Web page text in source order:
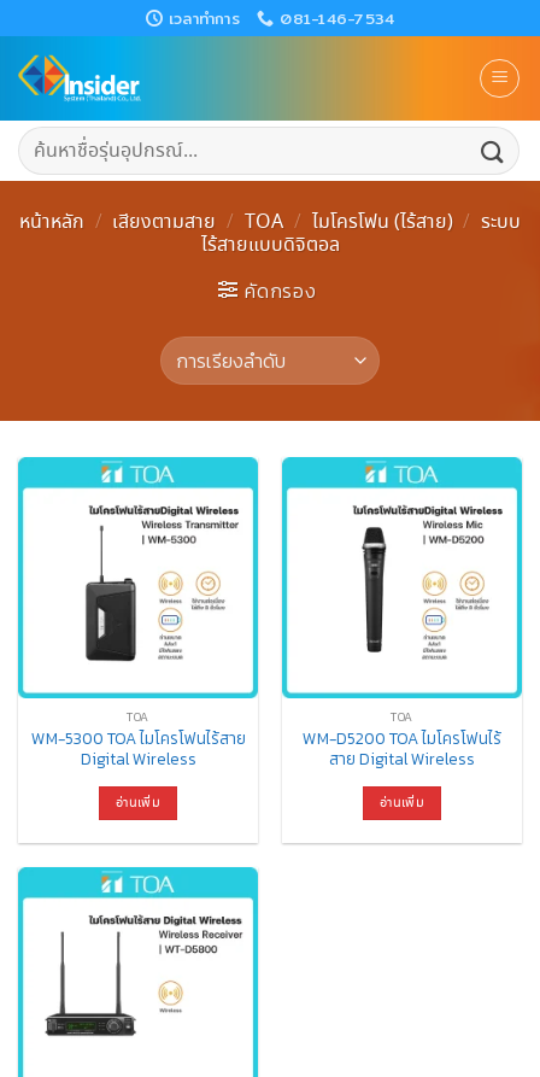
to
content
เวลาทำการ 081-146-7534
ค้นหา:
หน้าหลัก / เสียงตามสาย / TOA / ไมโครโฟน (ไร้สาย) / ระบบ
ไร้สายแบบดิจิตอล
คัดกรอง
TOA
WM-5300 TOA ไมโครโฟนไร้สาย
Digital Wireless
อ่านเพิ่ม
TOA
WM-D5200 TOA ไมโครโฟนไร้
สาย Digital Wireless
อ่านเพิ่ม